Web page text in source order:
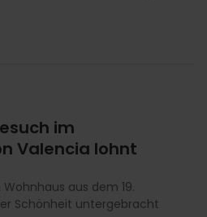
im
Valencia lohnt
aus dem 19.
Schönheit untergebracht